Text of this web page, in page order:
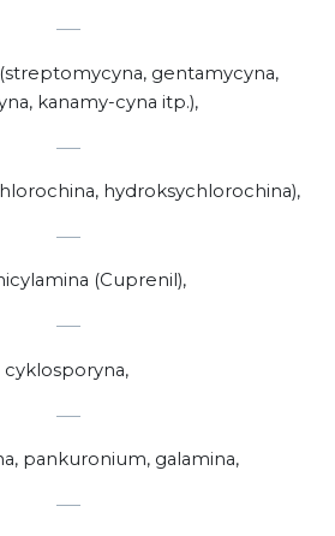
gentamycyna,
kanamy-cyna itp.),
hydroksychlorochina),
(Cuprenil),
cyklosporyna,
pankuronium, galamina,